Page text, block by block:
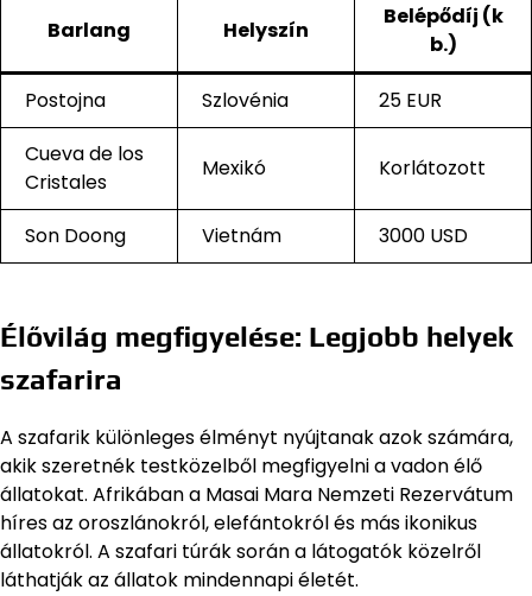
Barlang Helyszín
Belépődíj (k
b.)
Postojna Szlovénia
25 EUR
Cueva de los
Cristales
Mexikó Korlátozott
Son Doong Vietnám 3000 USD
Élővilág megfigyelése: Legjobb helyek
szafarira
A szafarik különleges élményt nyújtanak azok számára,
akik szeretnék testközelből megfigyelni a vadon élő
állatokat. Afrikában a Masai Mara Nemzeti Rezervátum
híres az oroszlánokról, elefántokról és más ikonikus
állatokról. A szafari túrák során a látogatók közelről
láthatják az állatok mindennapi életét.